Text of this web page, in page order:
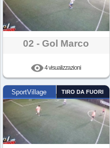
02 - Gol Marco
4 visualizzazioni
SportVillage TIRO DA FUORI